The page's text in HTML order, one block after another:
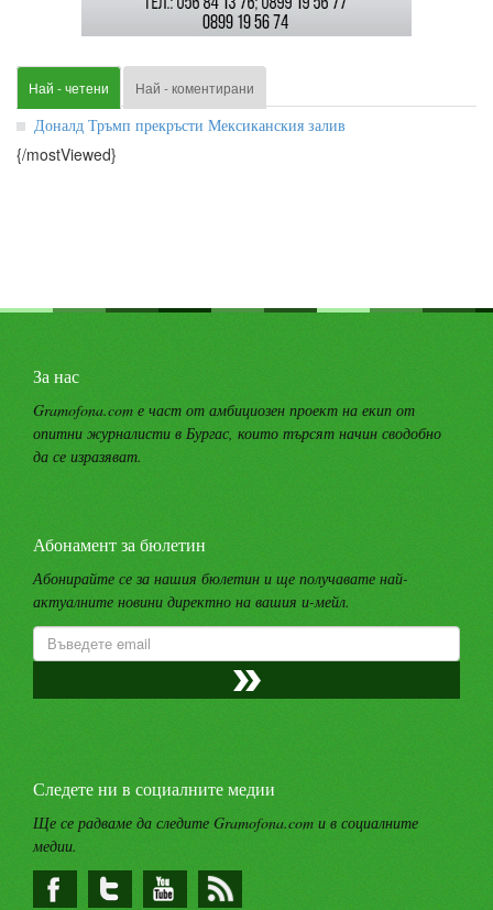
Най - четени Най - коментирани
Доналд Тръмп прекръсти Мексиканския залив
{/mostViewed}
За нас
Gramofona.com е част от амбициозен проект на екип от
опитни журналисти в Бургас, които търсят начин сводобно
да се изразяват.
Абонамент за бюлетин
Абонирайте се за нашия бюлетин и ще получавате най-
актуалните новини директно на вашия и-мейл.
Следете ни в социалните медии
Ще се радваме да следите Gramofona.com и в социалните
медии.